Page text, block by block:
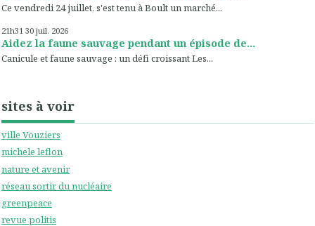
Ce vendredi 24 juillet, s'est tenu à Boult un marché...
21h31 30 juil. 2026
Aidez la faune sauvage pendant un épisode de...
Canicule et faune sauvage : un défi croissant Les...
sites à voir
ville Vouziers
michele leflon
nature et avenir
réseau sortir du nucléaire
greenpeace
revue politis